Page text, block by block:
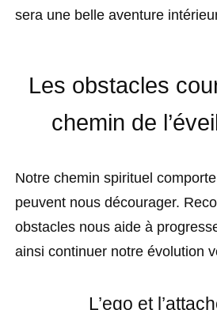
sera une belle aventure
Les obstacles
chemin de
Notre chemin spirituel
peuvent nous décourager.
obstacles nous aide à
ainsi continuer notre évolution
L’ego et